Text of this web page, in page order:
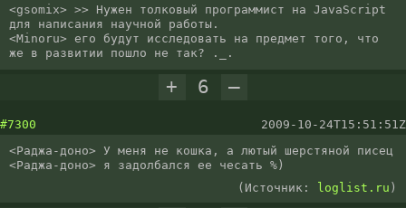
<gsomix> >> Нужен толковый программист на JavaScript
для написания научной работы.
<Minoru> его будут исследовать на предмет того, что
же в развитии пошло не так? ._.
+ 6 –
#7300
2009-10-24T15:51:51Z
<Раджа-доно> У меня не кошка, а лютый шерстяной писец
<Раджа-доно> я задолбался ее чесать %)
(Источник:
loglist.ru )